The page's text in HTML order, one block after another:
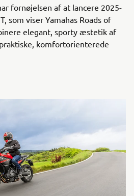
fornøjelsen af at lancere 2025-
som viser Yamahas Roads of
elegant, sporty æstetik af
komfortorienterede